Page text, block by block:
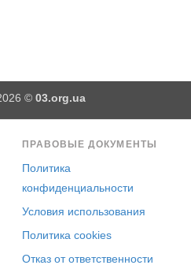
© 03.org.ua
ПРАВОВЫЕ ДОКУМЕНТЫ
Политика
конфиденциальности
Условия использования
Политика cookies
Отказ от ответственности